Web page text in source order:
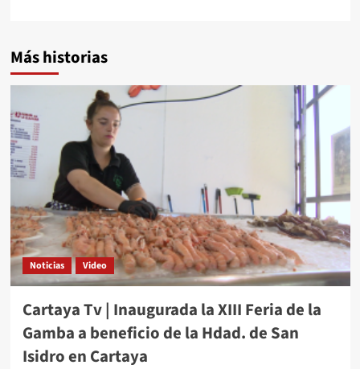
Más historias
Noticias Video
Cartaya Tv | Inaugurada la XIII Feria de la
Gamba a beneficio de la Hdad. de San
Isidro en Cartaya